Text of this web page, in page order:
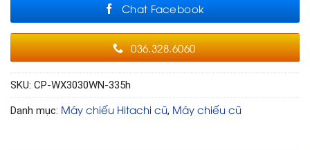
Chat Facebook
036.328.6060
SKU: CP-WX3030WN-335h
Danh mục: Máy chiếu Hitachi cũ, Máy chiếu cũ